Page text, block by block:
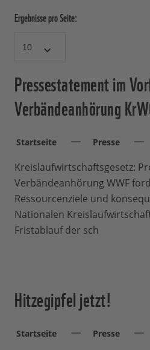
Ergebnisse pro Seite:
Pressestatement im
Verbändeanhörung
Startseite Presse
Kreislaufwirtschaftsgesetz:
Verbändeanhörung WWF
Ressourcenziele und
Nationalen
Fristablauf der sch
Hitzegipfel jetzt!
Startseite Presse